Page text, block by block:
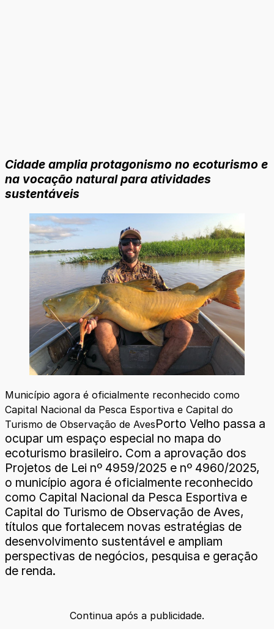
Cidade amplia protagonismo no ecoturismo e
na vocação natural para atividades
sustentáveis
Município agora é oficialmente reconhecido como
Capital Nacional da Pesca Esportiva e Capital do
Turismo de Observação de AvesPorto Velho passa a
ocupar um espaço especial no mapa do
ecoturismo brasileiro. Com a aprovação dos
Projetos de Lei nº 4959/2025 e nº 4960/2025,
o município agora é oficialmente reconhecido
como Capital Nacional da Pesca Esportiva e
Capital do Turismo de Observação de Aves,
títulos que fortalecem novas estratégias de
desenvolvimento sustentável e ampliam
perspectivas de negócios, pesquisa e geração
de renda.
Continua após a publicidade.